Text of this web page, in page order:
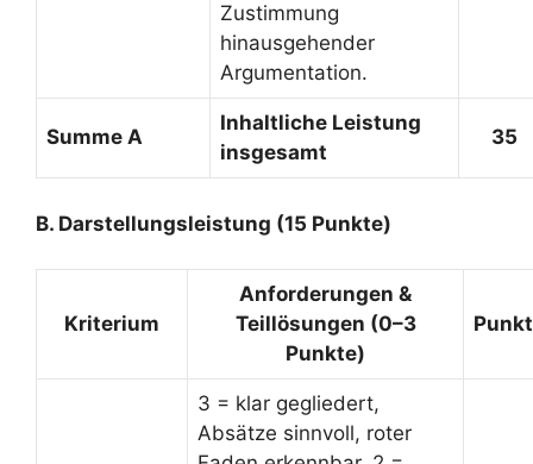
Zustimmung
hinausgehender
Argumentation.
Summe A
Inhaltliche Leistung
insgesamt
35
B. Darstellungsleistung (15 Punkte)
Kriterium
Anforderungen &
Teillösungen (0–3
Punkte)
3 = klar gegliedert,
Absätze sinnvoll, roter